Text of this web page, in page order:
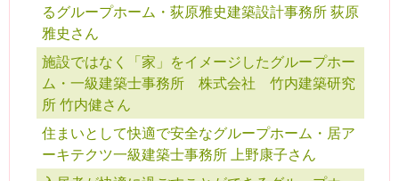
るグループホーム・荻原雅史建築設計事務所 荻原
雅史さん
施設ではなく「家」をイメージしたグループホー
ム・一級建築士事務所 株式会社 竹内建築研究
所 竹内健さん
住まいとして快適で安全なグループホーム・居ア
ーキテクツ一級建築士事務所 上野康子さん